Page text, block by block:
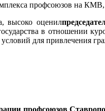
профсоюзов на
высоко оценил
в отношении
для привлечения